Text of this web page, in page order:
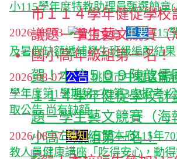
賀！本校５０９陳歆儒
１１４學年健促學校計
題－學生藝文競賽（海
小高年級組第一名！
小115學年度特教助理員甄選簡章
2026-08-03 重要 115
及暑假缺額遞補學生班級編配結果
2026-08-07公告 桃園市中壢區青
學年度第1學期第3次(第3次招考)
取公告 尚有缺額
2026-08-07轉知 有關本府115年
教人員健康講座「吃得安心，動